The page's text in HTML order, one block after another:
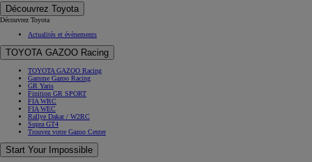
Découvrez Toyota
Découvrez Toyota
Actualités et évènements
TOYOTA GAZOO Racing
TOYOTA GAZOO Racing
Gamme Gazoo Racing
GR Yaris
Finition GR SPORT
FIA WRC
FIA WEC
Rallye Dakar / W2RC
Supra GT4
Trouvez votre Gazoo Center
Start Your Impossible